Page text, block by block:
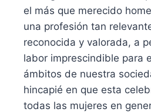
el más que merecido
una profesión tan
reconocida y valorada, a
labor imprescindible para
ámbitos de nuestra
hincapié en que esta
todas las mujeres en